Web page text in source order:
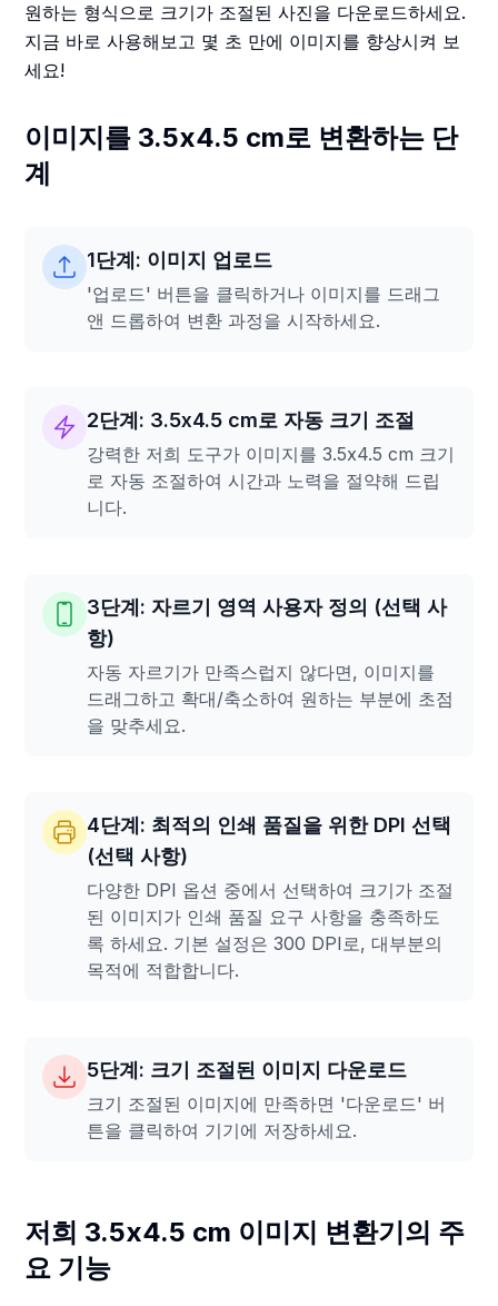
원하는 형식으로 크기가 조절된 사진을 다운로드하세요.
지금 바로 사용해보고 몇 초 만에 이미지를 향상시켜 보
세요!
이미지를 3.5x4.5 cm로 변환하는 단
계
1단계: 이미지 업로드
'업로드' 버튼을 클릭하거나 이미지를 드래그
앤 드롭하여 변환 과정을 시작하세요.
2단계: 3.5x4.5 cm로 자동 크기 조절
강력한 저희 도구가 이미지를 3.5x4.5 cm 크기
로 자동 조절하여 시간과 노력을 절약해 드립
니다.
3단계: 자르기 영역 사용자 정의 (선택 사
항)
자동 자르기가 만족스럽지 않다면, 이미지를
드래그하고 확대/축소하여 원하는 부분에 초점
을 맞추세요.
4단계: 최적의 인쇄 품질을 위한 DPI 선택
(선택 사항)
다양한 DPI 옵션 중에서 선택하여 크기가 조절
된 이미지가 인쇄 품질 요구 사항을 충족하도
록 하세요. 기본 설정은 300 DPI로, 대부분의
목적에 적합합니다.
5단계: 크기 조절된 이미지 다운로드
크기 조절된 이미지에 만족하면 '다운로드' 버
튼을 클릭하여 기기에 저장하세요.
저희 3.5x4.5 cm 이미지 변환기의 주
요 기능